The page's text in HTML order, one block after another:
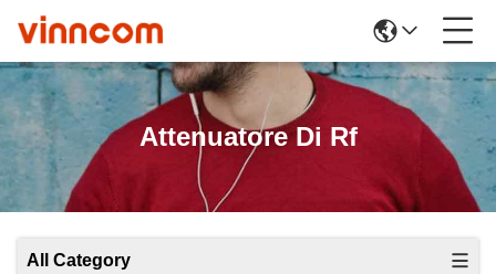
Attenuatore Di Rf
All Category